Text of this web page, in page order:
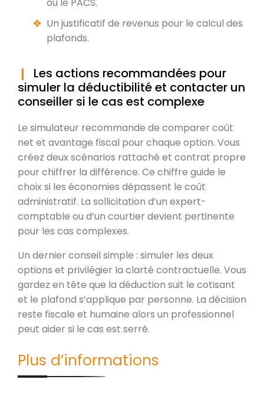
Un justificatif de revenus pour le calcul des
plafonds.
Les actions recommandées pour
simuler la déductibilité et contacter un
conseiller si le cas est complexe
Le simulateur recommande de comparer coût
net et avantage fiscal pour chaque option. Vous
créez deux scénarios rattaché et contrat propre
pour chiffrer la différence. Ce chiffre guide le
choix si les économies dépassent le coût
administratif. La sollicitation d’un expert-
comptable ou d’un courtier devient pertinente
pour les cas complexes.
Un dernier conseil simple : simuler les deux
options et privilégier la clarté contractuelle. Vous
gardez en tête que la déduction suit le cotisant
et le plafond s’applique par personne. La décision
reste fiscale et humaine alors un professionnel
peut aider si le cas est serré.
Plus d’informations